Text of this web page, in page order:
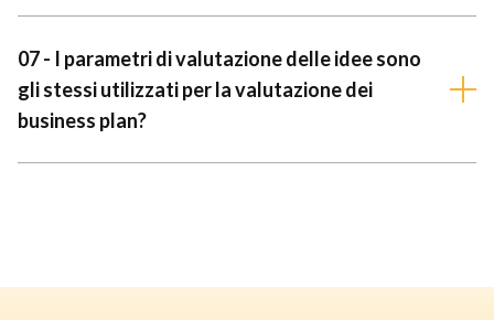
07 - I parametri di valutazione delle idee sono
gli stessi utilizzati per la valutazione dei
business plan?